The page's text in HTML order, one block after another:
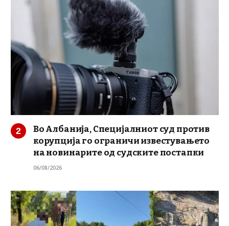
Во Албанија, Специјалниот суд против
корупција го ограничи известувањето
на новинарите од судските постапки
06/08/2026